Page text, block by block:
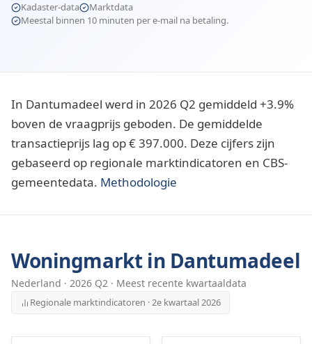
Kadaster-data
Marktdata
Meestal binnen 10 minuten per e-mail na betaling.
In Dantumadeel werd in 2026 Q2 gemiddeld +3.9%
boven de vraagprijs geboden. De gemiddelde
transactieprijs lag op € 397.000. Deze cijfers zijn
gebaseerd op regionale marktindicatoren en CBS-
gemeentedata. Methodologie
Woningmarkt in Dantumadeel
Nederland · 2026 Q2 · Meest recente kwartaaldata
Regionale marktindicatoren · 2e kwartaal 2026